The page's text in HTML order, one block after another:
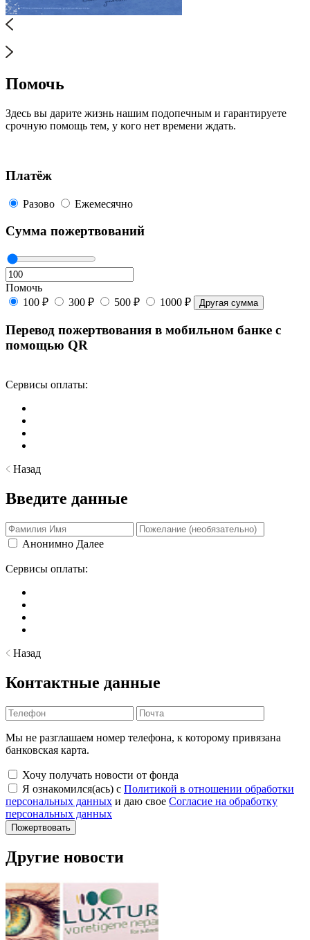
Помочь
Здесь вы дарите жизнь нашим подопечным и гарантируете
срочную помощь тем, у кого нет времени ждать.
Платёж
Разово Ежемесячно
Сумма пожертвований
Помочь
100 ₽
300 ₽ 500 ₽ 1000 ₽ Другая сумма
Перевод пожертвования в мобильном банке с
помощью QR
Сервисы оплаты:
Назад
Введите данные
Анонимно Далее
Сервисы оплаты:
Назад
Контактные данные
Мы не разглашаем номер телефона, к которому привязана
банковская карта.
Хочу получать новости от фонда
Я ознакомился(ась) с Политикой в отношении обработки
персональных данных и даю свое Согласие на обработку
персональных данных
Другие новости